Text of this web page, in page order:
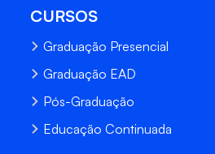
CURSOS
Graduação Presencial
Graduação EAD
Pós-Graduação
Educação Continuada